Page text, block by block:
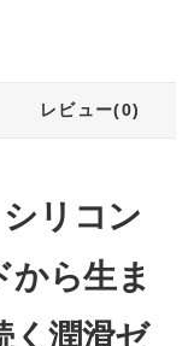
レビュー(0)
リコン
から生ま
く潤滑ゼ